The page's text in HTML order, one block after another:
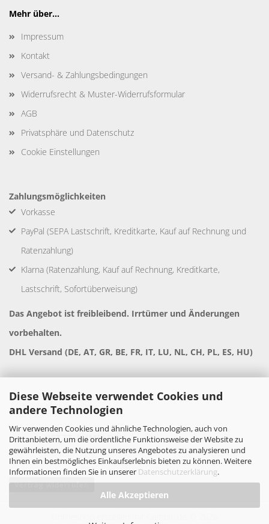
Diese Webseite verwendet Cookies und
andere Technologien
Wir verwenden Cookies und ähnliche Technologien, auch von
Drittanbietern, um die ordentliche Funktionsweise der Website zu
gewährleisten, die Nutzung unseres Angebotes zu analysieren und
Ihnen ein bestmögliches Einkaufserlebnis bieten zu können. Weitere
Informationen finden Sie in unserer Datenschutzerklärung.
Alle Akzeptieren
Mehr über...
Impressum
Kontakt
Versand- & Zahlungsbedingungen
Widerrufsrecht & Muster-Widerrufsformular
AGB
Privatsphäre und Datenschutz
Cookie Einstellungen
Zahlungsmöglichkeiten
Vorkasse
PayPal (SEPA Lastschrift, Kreditkarte, Kauf auf Rechnung und
Ratenzahlung)
Klarna (Ratenzahlung, Kauf auf Rechnung, Kreditkarte,
Lastschrift, Sofortüberweisung)
Das Angebot ist freibleibend. Irrtümer und Änderungen
vorbehalten.
DHL Versand (DE, AT, GR, BE, FR, IT, LU, NL, CH, PL, ES, HU)
Vertrag widerrufen